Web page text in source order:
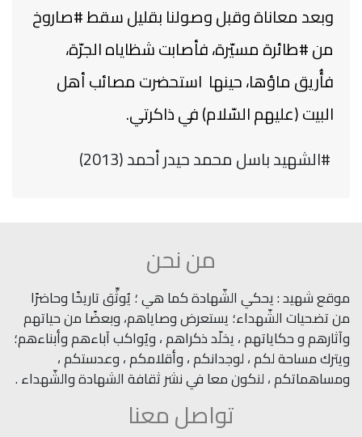
وبعد معاناة وقبل وصولنا بقليل سقط #صاروخ
من #طائرة مسيّرة، فأصابت شظاياه الجرّة،
فأُريق ماؤها، حينها استحضرت مصائب أهل
البيت (عليهم السّلام) في ذاكرتي.
#الشهيد باسل محمد حيدر أحمد (2013)
من نحن
موقع شهيد : يحكي الشّهادة كما هي ؛ يُوثِّق تاريخًا وحاضرًا
من تضحيات الشّهداء؛ يستعرض وصاياهم، وبعضًا من حياتهم
وآثارهم و حكاياتهم ، يخلّد ذكراهم ، ويُواكب آباءهم وأبناءهم؛
ويترك مساحة لكم ، لوجدانكم ، وأقلامكم ، وعدستكم ،
ومساهماتكم ، لنكون معا في نشر ثقافة الشهادة والشّهداء .
تواصل معنا